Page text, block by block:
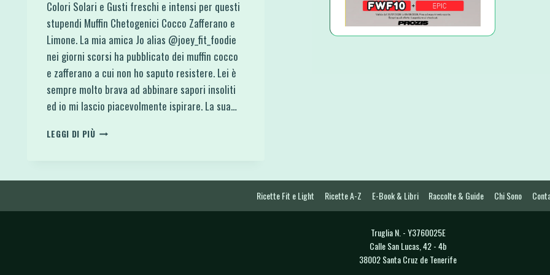
Colori Solari e Gusti freschi e intensi per questi
stupendi Muffin Chetogenici Cocco Zafferano e
Limone. La mia amica Jo alias @joey_fit_foodie
nei giorni scorsi ha pubblicato dei muffin cocco
e zafferano a cui non ho saputo resistere. Lei è
sempre molto brava ad abbinare sapori insoliti
ed io mi lascio piacevolmente ispirare. La sua…
LEGGI DI PIÙMUFFIN
E
Ricette Fit e Light Ricette A-Z E-Book & Libri Raccolte & Guide Chi Sono
Truglia N. - Y3760025E
Calle San Lucas, 42 - 4b
38002 Santa Cruz de Tenerife